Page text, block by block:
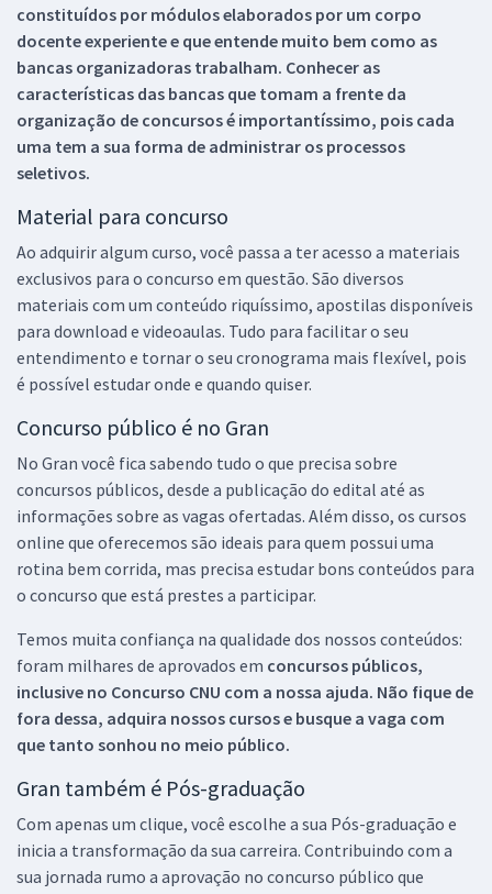
constituídos por módulos elaborados por um corpo
docente experiente e que entende muito bem como as
bancas organizadoras trabalham. Conhecer as
características das bancas que tomam a frente da
organização de concursos é importantíssimo, pois cada
uma tem a sua forma de administrar os processos
seletivos.
Material para concurso
Ao adquirir algum curso, você passa a ter acesso a materiais
exclusivos para o concurso em questão. São diversos
materiais com um conteúdo riquíssimo, apostilas disponíveis
para download e videoaulas. Tudo para facilitar o seu
entendimento e tornar o seu cronograma mais flexível, pois
é possível estudar onde e quando quiser.
Concurso público é no Gran
No Gran você fica sabendo tudo o que precisa sobre
concursos públicos, desde a publicação do edital até as
informações sobre as vagas ofertadas. Além disso, os cursos
online que oferecemos são ideais para quem possui uma
rotina bem corrida, mas precisa estudar bons conteúdos para
o concurso que está prestes a participar.
Temos muita confiança na qualidade dos nossos conteúdos:
foram milhares de aprovados em concursos públicos,
inclusive no Concurso CNU com a nossa ajuda. Não fique de
fora dessa, adquira nossos cursos e busque a vaga com
que tanto sonhou no meio público.
Gran também é Pós-graduação
Com apenas um clique, você escolhe a sua Pós-graduação e
inicia a transformação da sua carreira. Contribuindo com a
sua jornada rumo a aprovação no concurso público que